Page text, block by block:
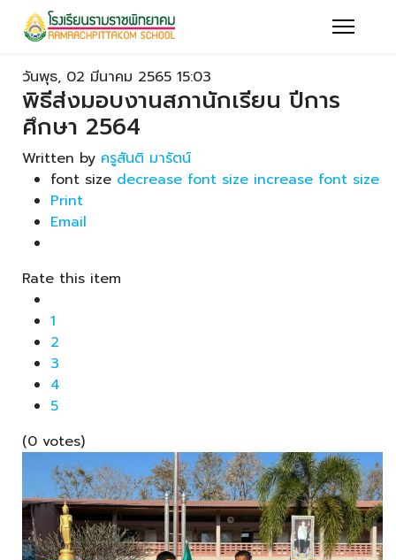
วันพุธ, 02 มีนาคม 2565 15:03
พิธีส่งมอบงานสภานักเรียน ปีการ
ศึกษา 2564
Written by ครูสันติ มารัตน์
font size decrease font size increase font size
Print
Email
Rate this item
1
2
3
4
5
(0 votes)